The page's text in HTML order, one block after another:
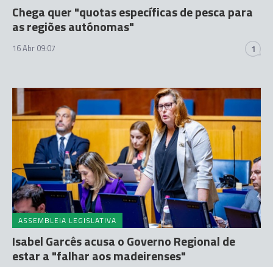
Chega quer "quotas específicas de pesca para
as regiões autónomas"
16 Abr 09:07 1
ASSEMBLEIA LEGISLATIVA
Isabel Garcês acusa o Governo Regional de
estar a "falhar aos madeirenses"